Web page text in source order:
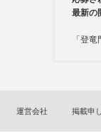
最新の
「登
運営会社 掲載申